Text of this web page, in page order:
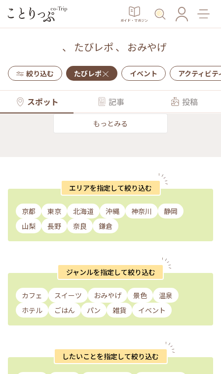
ガイド・マガジン
、 たびレポ 、 おみやげ
絞り込む たびレポ イベント アクティビテ
スポット 記事 投稿
もっとみる
エリアを指定して絞り込む
京都 東京 北海道 沖縄 神奈川
静岡
山梨
長野 奈良 鎌倉
ジャンルを指定して絞り込む
カフェ スイーツ おみやげ 景色
温泉
ホテル
ごはん パン 雑貨 イベント
したいことを指定して絞り込む